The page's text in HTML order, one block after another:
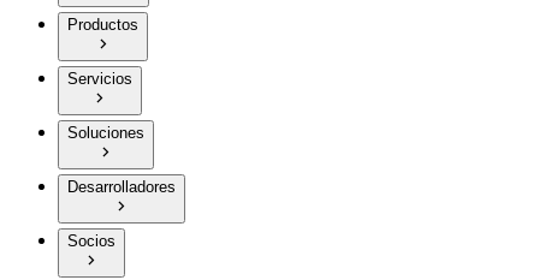
Productos
Servicios
Soluciones
Desarrolladores
Socios